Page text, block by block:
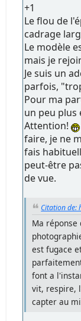
+1
Le flou de
cadrage
Le modèle
mais je
Je suis un
parfois,
Pour ma
un peu plus
Attention!
faire, je ne
fais
peut-être
de vue.
Citation de:
Ma
est fugace
font a
vit, respire,
capter au